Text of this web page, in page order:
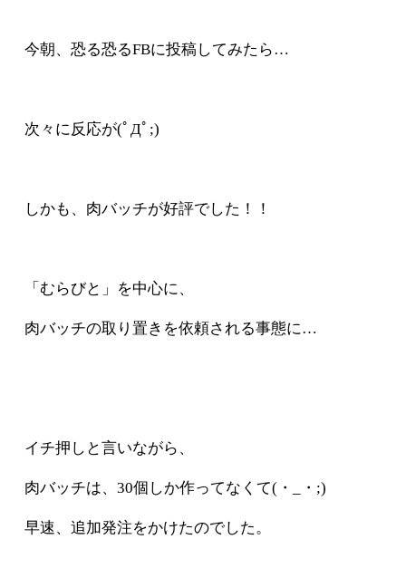
今朝、恐る恐るFBに投稿してみたら…
次々に反応が(ﾟДﾟ;)
しかも、肉バッチが好評でした！！
「むらびと」を中心に、
肉バッチの取り置きを依頼される事態に…
イチ押しと言いながら、
肉バッチは、30個しか作ってなくて(・_・;)
早速、追加発注をかけたのでした。